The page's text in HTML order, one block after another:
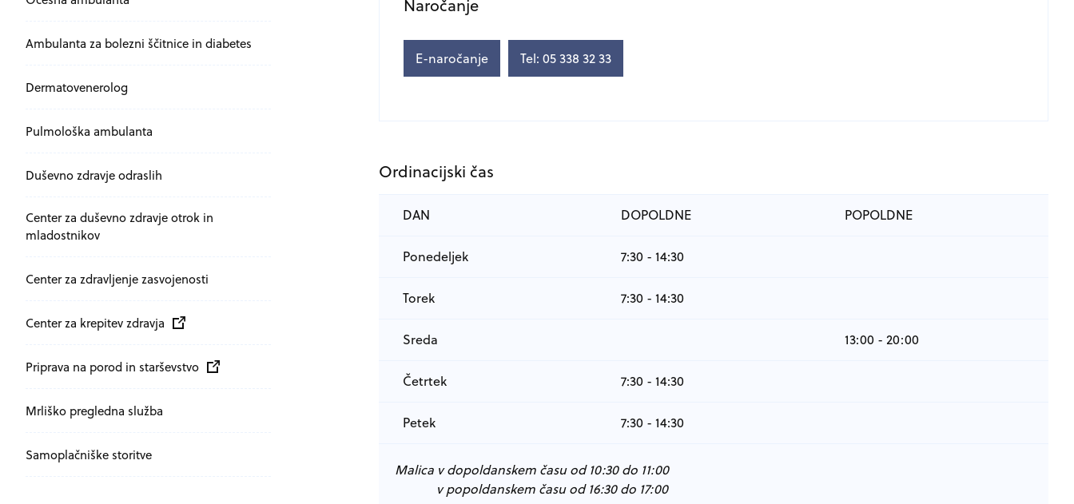
Ambulanta za bolezni ščitnice in diabetes
Dermatovenerolog
Pulmološka ambulanta
Duševno zdravje odraslih
Center za duševno zdravje otrok in
mladostnikov
Center za zdravljenje zasvojenosti
Zunanja povezava na
Center za krepitev zdravja odpira se v novem oknu
Zunanja povezava na
Priprava na porod in starševstvoodpira se v novem oknu
Mrliško pregledna služba
Samoplačniške storitve
Naročanje
E-naročanje Tel: 05 338 32 33
Ordinacijski čas
DAN DOPOLDNE POPOLDNE
Ponedeljek 7:30 - 14:30
Torek 7:30 - 14:30
Sreda 13:00 - 20:00
Četrtek 7:30 - 14:30
Petek 7:30 - 14:30
Malica v dopoldanskem času od 10:30 do 11:00
v popoldanskem času od 16:30 do 17:00